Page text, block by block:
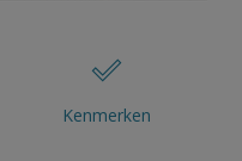
Kenmerken